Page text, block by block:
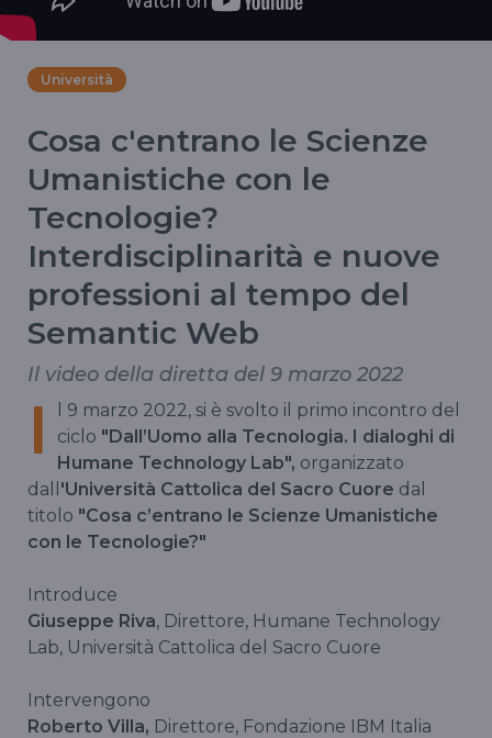
Università
Cosa c'entrano le Scienze
Umanistiche con le
Tecnologie?
Interdisciplinarità e nuove
professioni al tempo del
Semantic Web
Il video della diretta del 9 marzo 2022
I
l 9 marzo 2022, si è svolto il primo incontro del
ciclo "Dall’Uomo alla Tecnologia. I dialoghi di
Humane Technology Lab", organizzato
dall 'Università Cattolica del Sacro Cuore dal
titolo "Cosa c’entrano le Scienze Umanistiche
con le Tecnologie?"
Introduce
Giuseppe Riva, Direttore, Humane Technology
Lab, Università Cattolica del Sacro Cuore
Intervengono
Roberto Villa, Direttore, Fondazione IBM Italia